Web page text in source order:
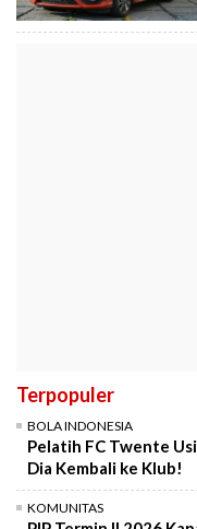
Terpopuler
BOLA INDONESIA
Pelatih FC Twente
Dia Kembali ke Klub!
KOMUNITAS